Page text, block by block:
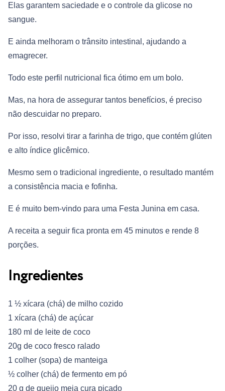
Elas garantem saciedade e o controle da glicose no
sangue.
E ainda melhoram o trânsito intestinal, ajudando a
emagrecer.
Todo este perfil nutricional fica ótimo em um bolo.
Mas, na hora de assegurar tantos benefícios, é preciso
não descuidar no preparo.
Por isso, resolvi tirar a farinha de trigo, que contém glúten
e alto índice glicêmico.
Mesmo sem o tradicional ingrediente, o resultado mantém
a consistência macia e fofinha.
E é muito bem-vindo para uma Festa Junina em casa.
A receita a seguir fica pronta em 45 minutos e rende 8
porções.
Ingredientes
1 ½ xícara (chá) de milho cozido
1 xícara (chá) de açúcar
180 ml de leite de coco
20g de coco fresco ralado
1 colher (sopa) de manteiga
½ colher (chá) de fermento em pó
20 g de queijo meia cura picado